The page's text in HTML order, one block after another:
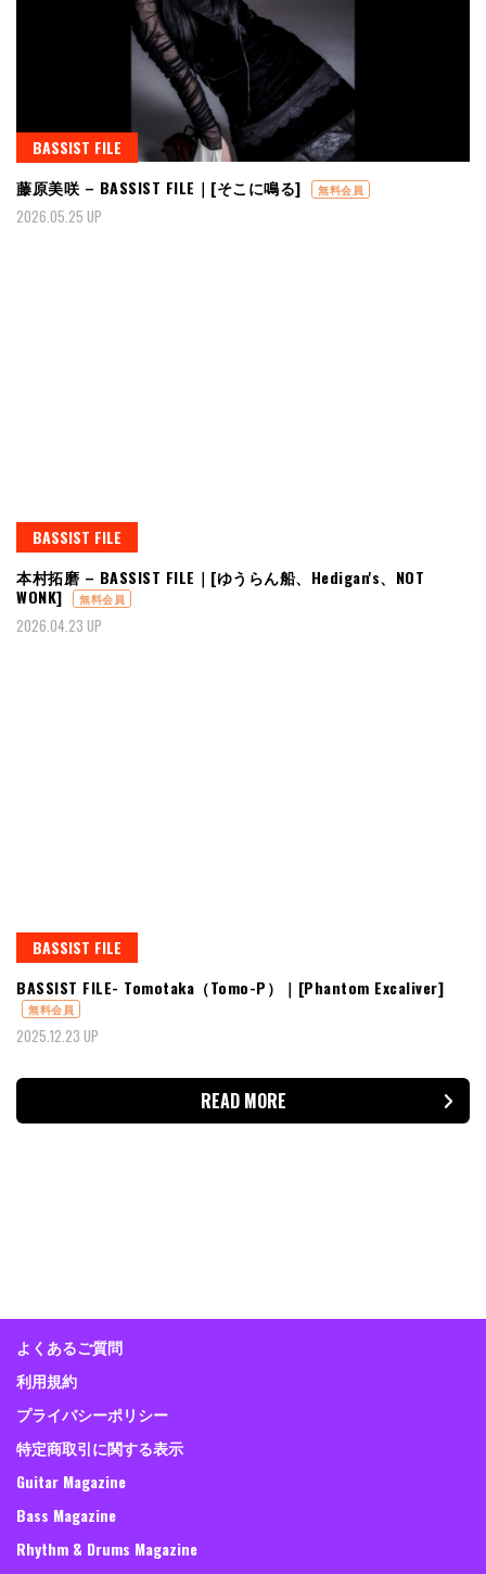
BASSIST FILE
藤原美咲 – BASSIST FILE｜[そこに鳴る]
無料会員
2026.05.25 UP
BASSIST FILE
本村拓磨 – BASSIST FILE｜[ゆうらん船、Hedigan's、NOT
WONK]
無料会員
2026.04.23 UP
BASSIST FILE
BASSIST FILE- Tomotaka（Tomo-P）｜[Phantom Excaliver]
無料会員
2025.12.23 UP
READ MORE
よくあるご質問
利用規約
プライバシーポリシー
特定商取引に関する表示
Guitar Magazine
Bass Magazine
Rhythm & Drums Magazine